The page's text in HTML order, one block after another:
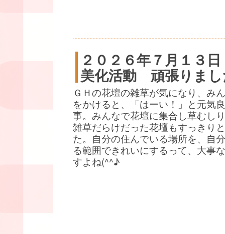
２０２６年７月１３日
美化活動 頑張りま
ＧＨの花壇の雑草が気になり、み
をかけると、「はーい！」と元気
事。みんなで花壇に集合し草むし
雑草だらけだった花壇もすっきり
た。自分の住んでいる場所を、自
る範囲できれいにするって、大事
すよね(^^♪